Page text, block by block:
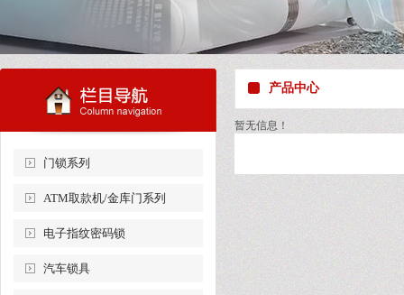
门锁系列
ATM取款机/金库门系列
电子指纹密码锁
汽车锁具
产品中心
暂无信息！